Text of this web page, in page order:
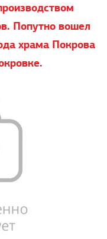
Попутно вошел
храма Покрова